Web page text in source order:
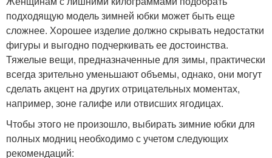
подходящую модель зимней юбки может быть еще
сложнее. Хорошее изделие должно скрывать недостатки
фигуры и выгодно подчеркивать ее достоинства.
Тяжелые вещи, предназначенные для зимы, практически
всегда зрительно уменьшают объемы, однако, они могут
сделать акцент на других отрицательных моментах,
например, зоне галифе или отвисших ягодицах.
Чтобы этого не произошло, выбирать зимние юбки для
полных модниц необходимо с учетом следующих
рекомендаций: